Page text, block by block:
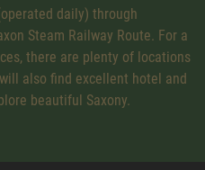
daily) through
Steam Railway Route. For a
there are plenty of locations
also find excellent hotel and
beautiful Saxony.